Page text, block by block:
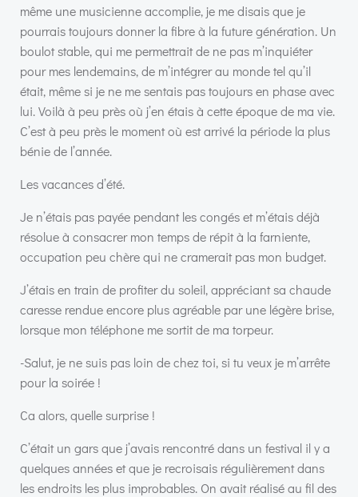
même une musicienne accomplie, je me disais que je
pourrais toujours donner la fibre à la future génération. Un
boulot stable, qui me permettrait de ne pas m’inquiéter
pour mes lendemains, de m’intégrer au monde tel qu’il
était, même si je ne me sentais pas toujours en phase avec
lui. Voilà à peu près où j’en étais à cette époque de ma vie.
C’est à peu près le moment où est arrivé la période la plus
bénie de l’année.
Les vacances d’été.
Je n’étais pas payée pendant les congés et m’étais déjà
résolue à consacrer mon temps de répit à la farniente,
occupation peu chère qui ne cramerait pas mon budget.
J’étais en train de profiter du soleil, appréciant sa chaude
caresse rendue encore plus agréable par une légère brise,
lorsque mon téléphone me sortit de ma torpeur.
-Salut, je ne suis pas loin de chez toi, si tu veux je m’arrête
pour la soirée !
Ca alors, quelle surprise !
C’était un gars que j’avais rencontré dans un festival il y a
quelques années et que je recroisais régulièrement dans
les endroits les plus improbables. On avait réalisé au fil des